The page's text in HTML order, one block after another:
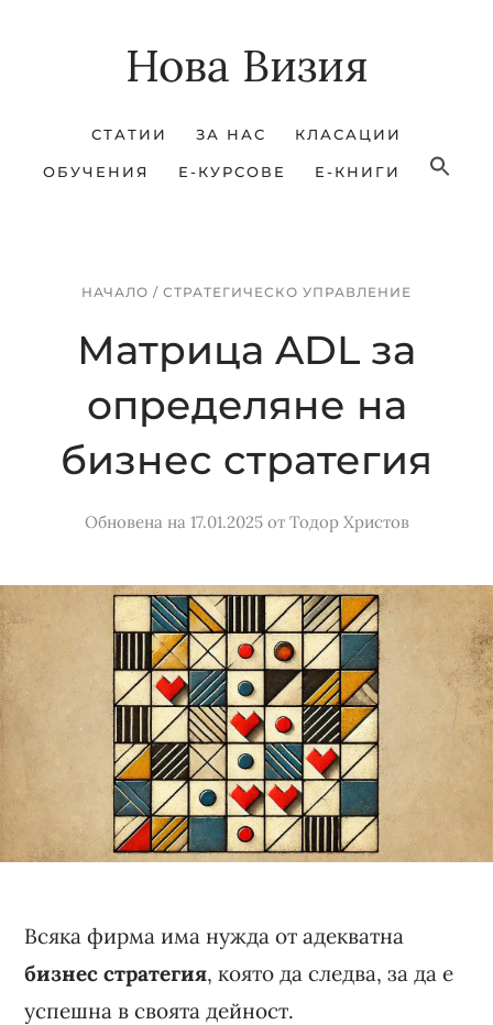
Нова Визия
СТАТИИ ЗА НАС КЛАСАЦИИ
ОБУЧЕНИЯ Е-КУРСОВЕ Е-КНИГИ
НАЧАЛО / СТРАТЕГИЧЕСКО УПРАВЛЕНИЕ
Матрица ADL за
определяне на
бизнес стратегия
Обновена на 17.01.2025от Тодор Христов
Всяка фирма има нужда от адекватна
бизнес стратегия, която да следва, за да е
успешна в своята дейност.